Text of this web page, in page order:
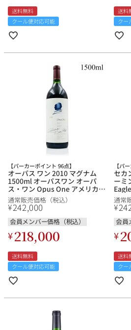
送料無料
クール便対応可能
送料
クー
【パーカーポイント 96点】
オーパス ワン 2010 マグナム
1500ml オーパスワン オーパ
ス・ワン Opus One アメリカ
カリフォルニア 赤ワイン
通常販売価格（税込）
¥242,000
会員メンバー価格（税込）
¥218,000
送料無料
クール便対応可能
【パ
セカ
ーミ
カリ
通常
¥
会員
¥
送料
クー